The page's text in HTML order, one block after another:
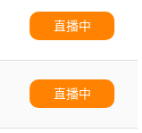
直播中
直播中